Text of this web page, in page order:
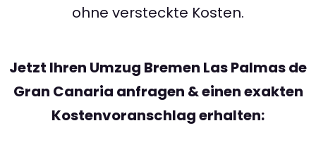
ohne versteckte Kosten.
Jetzt Ihren Umzug Bremen Las Palmas de
Gran Canaria anfragen & einen exakten
Kostenvoranschlag erhalten: